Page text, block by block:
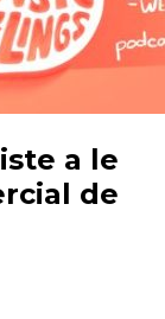
a le
de